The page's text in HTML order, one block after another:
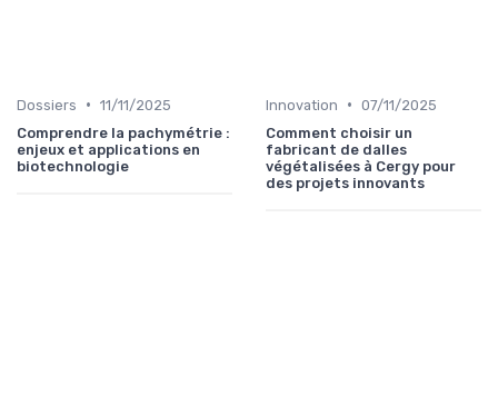
Dossiers • 11/11/2025
Comprendre la pachymétrie :
enjeux et applications en
biotechnologie
Innovation • 07/11/2025
Comment choisir un
fabricant de dalles
végétalisées à Cergy pour
des projets innovants